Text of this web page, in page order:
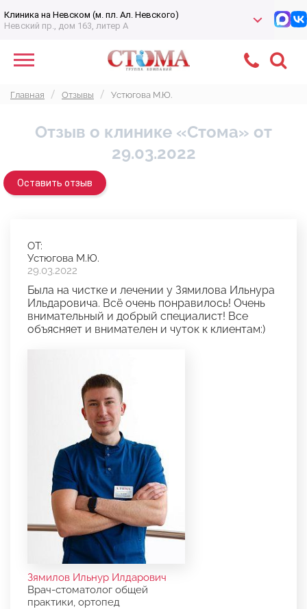
Клиника на Невском (м. пл. Ал. Невского)
Невский пр., дом 163, литер А
Главная Отзывы Устюгова М.Ю.
Отзыв о клинике «Стома» от
29.03.2022
Оставить отзыв
Зямилов Ильнур Илдарович
Врач-стоматолог общей
практики, ортопед
ОТ:
Устюгова М.Ю.
29.03.2022
Была на чистке и лечении у Зямилова Ильнура
Ильдаровича. Всё очень понравилось! Очень
внимательный и добрый специалист! Все
объясняет и внимателен и чуток к клиентам:)